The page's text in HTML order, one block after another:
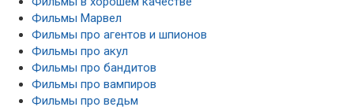
Фильмы Марвел
Фильмы про агентов и шпионов
Фильмы про акул
Фильмы про бандитов
Фильмы про вампиров
Фильмы про ведьм